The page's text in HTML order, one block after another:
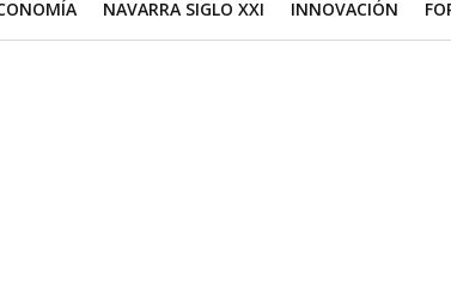
NAVARRA SIGLO XXI INNOVACIÓN